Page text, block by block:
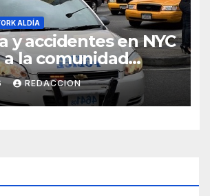
ALDÍA
y accidentes en NYC
la comunidad
REDACCION